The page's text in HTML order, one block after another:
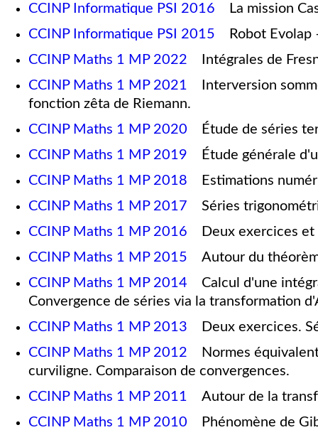
CCINP Informatique PSI 2016 La mission
CCINP Informatique PSI 2015 Robot Evolap
CCINP Maths 1 MP 2022 Intégrales de
CCINP Maths 1 MP 2021 Interversion
fonction zêta de Riemann.
CCINP Maths 1 MP 2020 Étude de séries
CCINP Maths 1 MP 2019 Étude générale
CCINP Maths 1 MP 2018 Estimations
CCINP Maths 1 MP 2017 Séries
CCINP Maths 1 MP 2016 Deux exercices et
CCINP Maths 1 MP 2015 Autour du
CCINP Maths 1 MP 2014 Calcul d'une
Convergence de séries via la transformation
CCINP Maths 1 MP 2013 Deux exercices.
CCINP Maths 1 MP 2012 Normes
curviligne. Comparaison de convergences.
CCINP Maths 1 MP 2011 Autour de la
CCINP Maths 1 MP 2010 Phénomène de